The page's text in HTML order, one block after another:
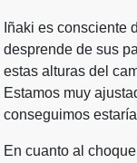
Iñaki es consciente
desprende de sus
estas alturas del
Estamos muy
conseguimos
En cuanto al